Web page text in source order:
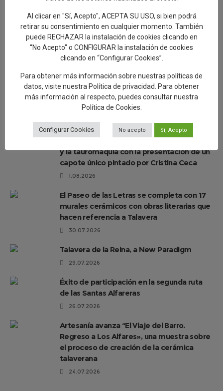
Artesanía invita a descubrir la belleza de
Talavera al caer la tarde con las rutas
«Secretos al Atardecer»
La edil de Artesanía destaca el Paseo de
las Letras como una nueva ruta turística
que une cerámica y literatura
2.08.2026
Delgado destaca la unión entre la cerámica
y la tauromaquia con la presentación de un
capote único pintado por Cristina Ceca
1.08.2026
El Paseo de las Letras se completa con 17
murales cerámicos con obras literarias que
hacen referencia a Talavera
30.07.2026
Talavera de la Reina, a New Paradigm
29.07.2026
Éxito de participación en la segunda ruta
de las Santas Alfareras
26.07.2026
Artesanía avanza “El Viaje del Barro.
Regreso a Los Alfares», una muestra sobre
el proceso de creación de la cerámica
talaverana
24.07.2026
Al clicar en "Sí, Acepto", ACEPTA SU USO, si bien podrá
retirar su consentimiento en cualquier momento. También
puede RECHAZAR la instalación de cookies clicando en
“No Acepto" o CONFIGURAR la instalación de cookies
clicando en “Configurar Cookies”.
Para obtener más información sobre nuestras políticas de
datos, visite nuestra Política de privacidad
. Para obtener
más información al respecto, puedes consultar nuestra
Política de Cookies
Configurar Cookies No acepto Sí, Acepto